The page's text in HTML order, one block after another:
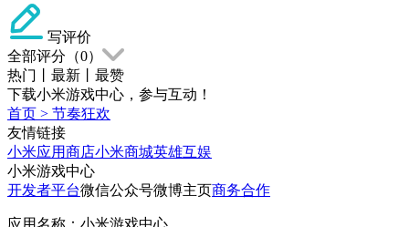
写评价
全部评分（0）
热门
最新
最赞
下载小米游戏中心，参与互动！
首页 > 节奏狂欢
友情链接
小米应用商店小米商城英雄互娱
小米游戏中心
开发者平台微信公众号微博主页商务合作
应用名称：小米游戏中心